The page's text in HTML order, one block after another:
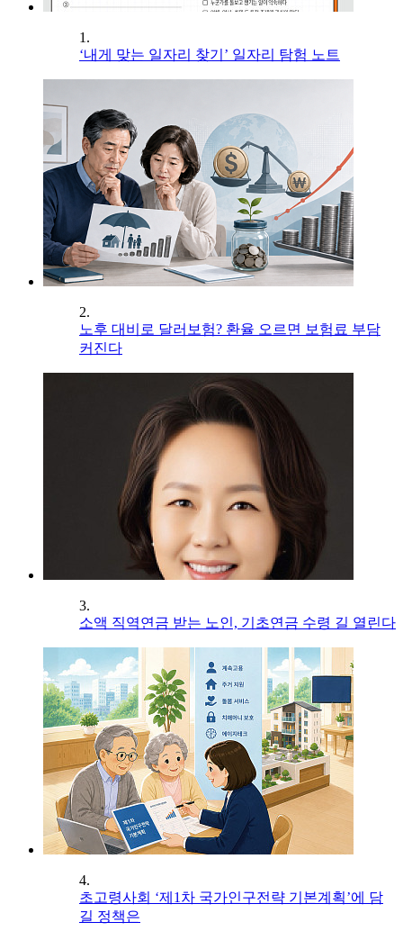
1.
‘내게 맞는 일자리 찾기’ 일자리 탐험 노트
2.
노후 대비로 달러보험? 환율 오르면 보험료 부담
커진다
3.
소액 직역연금 받는 노인, 기초연금 수령 길 열린다
4.
초고령사회 ‘제1차 국가인구전략 기본계획’에 담
길 정책은